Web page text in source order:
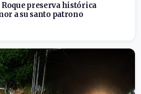
Roque preserva histórica
a su santo patrono